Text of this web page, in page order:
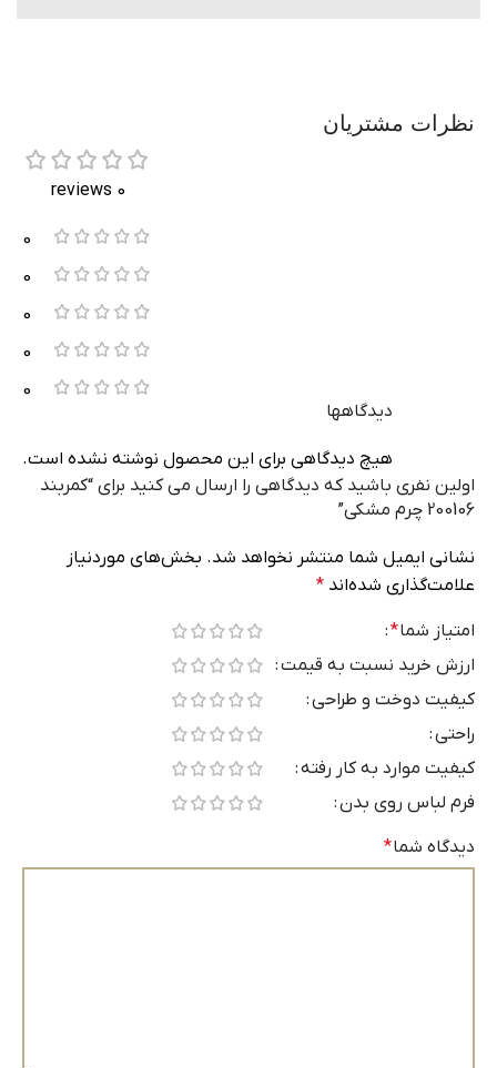
نظرات مشتریان
0 reviews
0
0
0
0
0
دیدگاهها
هیچ دیدگاهی برای این محصول نوشته نشده است.
اولین نفری باشید که دیدگاهی را ارسال می کنید برای “کمربند
200106‏ ‏چرم‏ ‏مشکی‏”
نشانی ایمیل شما منتشر نخواهد شد. بخش‌های موردنیاز
علامت‌گذاری شده‌اند *
امتیاز شما*
ارزش خرید نسبت به قیمت
کیفیت دوخت و طراحی
راحتی
کیفیت موارد به کار رفته
فرم لباس روی بدن
دیدگاه شما*